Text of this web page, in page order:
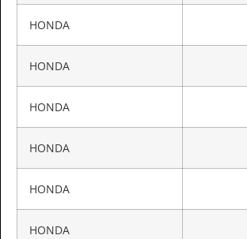
HONDA
HONDA
HONDA
HONDA
HONDA
HONDA